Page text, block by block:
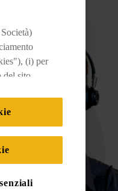
(i) per
sito,
sulle
il sito e